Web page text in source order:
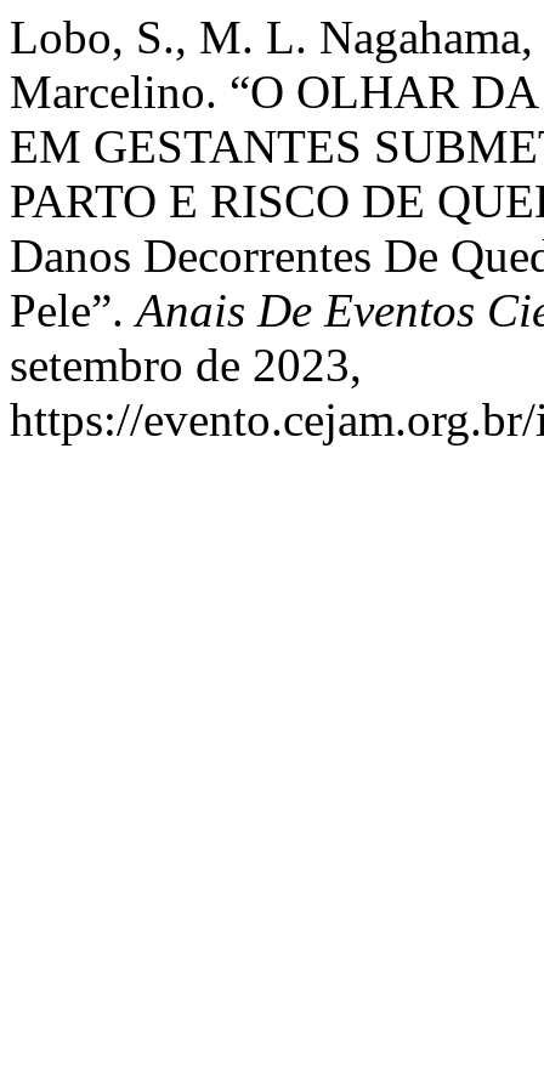
Lobo, S., M. L.
Marcelino. “O OLHAR
EM GESTANTES
PARTO E RISCO DE
Danos Decorrentes De
Pele”.Anais De Eventos
setembro de 2023,
https://